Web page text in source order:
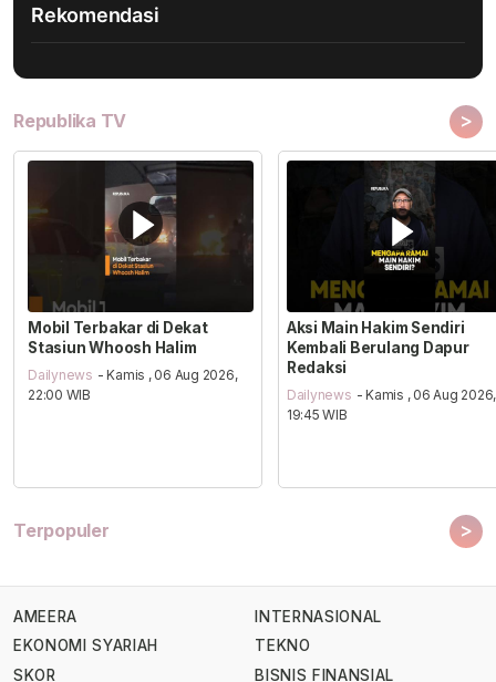
Rekomendasi
Republika TV >
Mobil Terbakar di Dekat
Stasiun Whoosh Halim
Dailynews - Kamis , 06 Aug 2026,
22:00 WIB
Aksi Main Hakim Sendiri
Kembali Berulang Dapur
Redaksi
Dailynews - Kamis , 06 Aug 2026,
19:45 WIB
Terpopuler >
AMEERA
EKONOMI SYARIAH
SKOR
INTERNASIONAL
TEKNO
BISNIS FINANSIAL